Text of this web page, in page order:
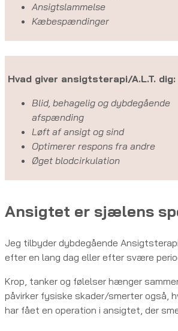
Ansigtslammelse
Kæbespændinger
Hvad giver ansigtsterapi/A.L.T. dig:
Blid, behagelig og dybdegående
afspænding
Løft af ansigt og sind
Optimerer respons fra andre
Øget blodcirkulation
Ansigtet er sjælens
Jeg tilbyder dybdegående
efter en lang dag eller efter svære
Krop, tanker og følelser hænger
påvirker fysiske skader/smerter også,
har fået en operation i ansigtet, der